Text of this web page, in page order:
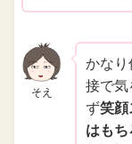
そえ
かなり
接で気
ず笑顔
はも